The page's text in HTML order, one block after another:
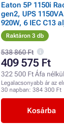
Eaton 5P 1150i
gen2, UPS
920W, 6 IEC C13
LCD, Netpack
Raktáron 3 db
538 860 Ft
409 575 Ft
322 500 Ft Áfa nélkül
Legalacsonyabb ár az
30 napban: 384 300 Ft
Kosárba